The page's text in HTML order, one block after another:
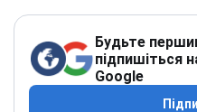
Будьте
підпишіться
Google